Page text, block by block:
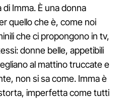
Imma. È una donna
quello che è, come noi
che ci propongono in tv,
donne belle, appetibili
al mattino truccate e
non si sa come. Imma è
imperfetta come tutti